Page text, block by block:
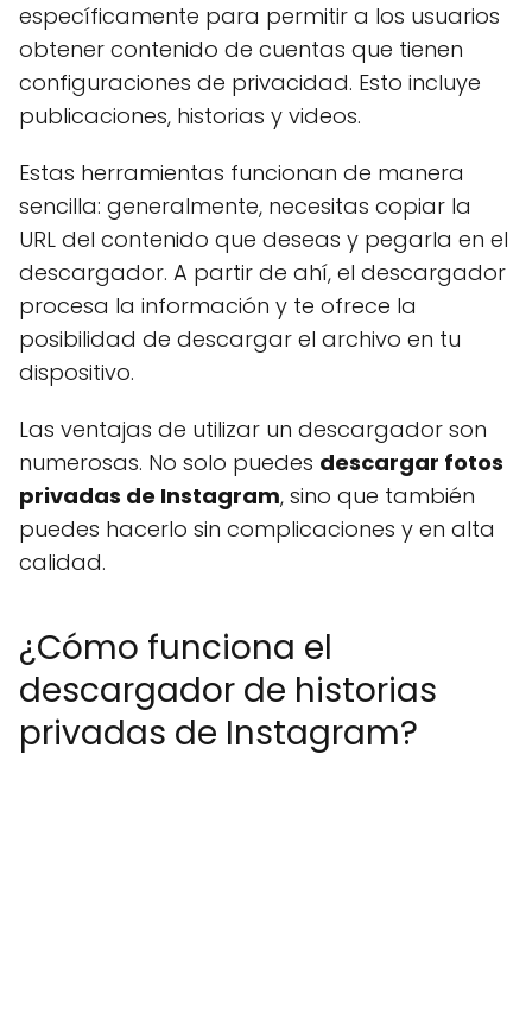
específicamente para permitir a los usuarios
obtener contenido de cuentas que tienen
configuraciones de privacidad. Esto incluye
publicaciones, historias y videos.
Estas herramientas funcionan de manera
sencilla: generalmente, necesitas copiar la
URL del contenido que deseas y pegarla en el
descargador. A partir de ahí, el descargador
procesa la información y te ofrece la
posibilidad de descargar el archivo en tu
dispositivo.
Las ventajas de utilizar un descargador son
numerosas. No solo puedes descargar fotos
privadas de Instagram, sino que también
puedes hacerlo sin complicaciones y en alta
calidad.
¿Cómo funciona el
descargador de historias
privadas de Instagram?